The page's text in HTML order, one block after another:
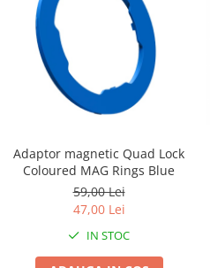
Tije sa
Tije telescopice
Coliere tije șa
Manete tije telescopice
Tubeless și soluții anti-pană
Amortizoare spate
Groupset
Adaptor magnetic Quad Lock
Coloured MAG Rings Blue
59,00 Lei
47,00 Lei
IN STOC